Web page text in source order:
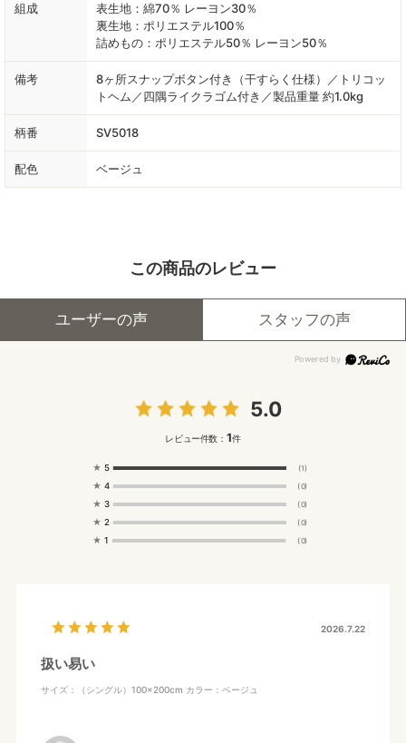
組成
表生地：綿70％ レーヨン30％
裏生地：ポリエステル100％
詰めもの：ポリエステル50％ レーヨン50％
備考
8ヶ所スナップボタン付き（干すらく仕様）／トリコッ
トヘム／四隅ライクラゴム付き／製品重量 約1.0kg
柄番 SV5018
配色 ベージュ
この商品のレビュー
ユーザーの声 スタッフの声
5.0
レビュー件数： 1件
★ 5 (1)
★ 4 (0)
★ 3 (0)
★ 2 (0)
★ 1 (0)
2026.7.22
扱い易い
サイズ：（シングル）100×200cm カラー：ベージュ